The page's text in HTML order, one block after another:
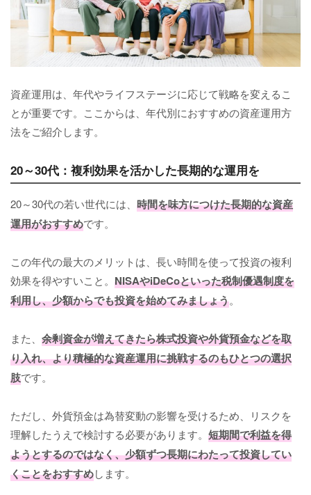
資産運用は、年代やライフステージに応じて戦略を変えるこ
とが重要です。ここからは、年代別におすすめの資産運用方
法をご紹介します。
20～30代：複利効果を活かした長期的な運用を
20～30代の若い世代には、 時間を味方につけた長期的な資産
運用がおすすめです。
この年代の最大のメリットは、長い時間を使って投資の複利
効果を得やすいこと。 NISAやiDeCoといった税制優遇制度を
利用し、少額からでも投資を始めてみましょう。
また、 余剰資金が増えてきたら株式投資や外貨預金などを取
り入れ、より積極的な資産運用に挑戦するのもひとつの選択
肢です。
ただし、外貨預金は為替変動の影響を受けるため、リスクを
理解したうえで検討する必要があります。 短期間で利益を得
ようとするのではなく、少額ずつ長期にわたって投資してい
くことをおすすめします。